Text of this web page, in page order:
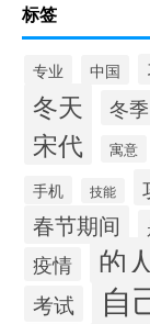
标签
专业 中国
冬天 冬季
宋代 寓意
手机 技能
春节期间
疫情
的人
考试 自